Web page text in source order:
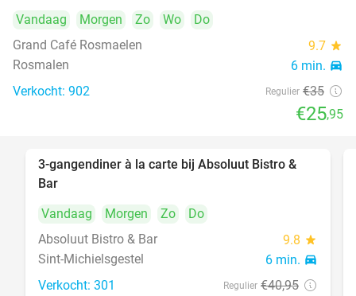
Vandaag Morgen Zo Wo
Do
Grand Café Rosmaelen
9.7 star
Rosmalen 6 min. directions_car
Verkocht: 902 Regulier €35
€25,95
37%
3-gangendiner à la carte bij Absoluut Bistro &
Bar
Vandaag
Morgen Zo
Do
Absoluut Bistro & Bar
9.8 star
Sint-Michielsgestel 6 min. directions_car
Verkocht: 301 Regulier €40,95